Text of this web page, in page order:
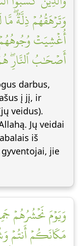
وَتَرۡهَقُهُمۡ ذِلَّةٞۖ
أُغۡشِيَتۡ
أَصۡحَٰبُ ٱلنَّارِۖ
darbus,
į jį, ir
veidus).
Jų veidai
iš
jie
وَيَوۡمَ نَحۡشُرُهُمۡ
مَكَانَكُمۡ أَنتُمۡ